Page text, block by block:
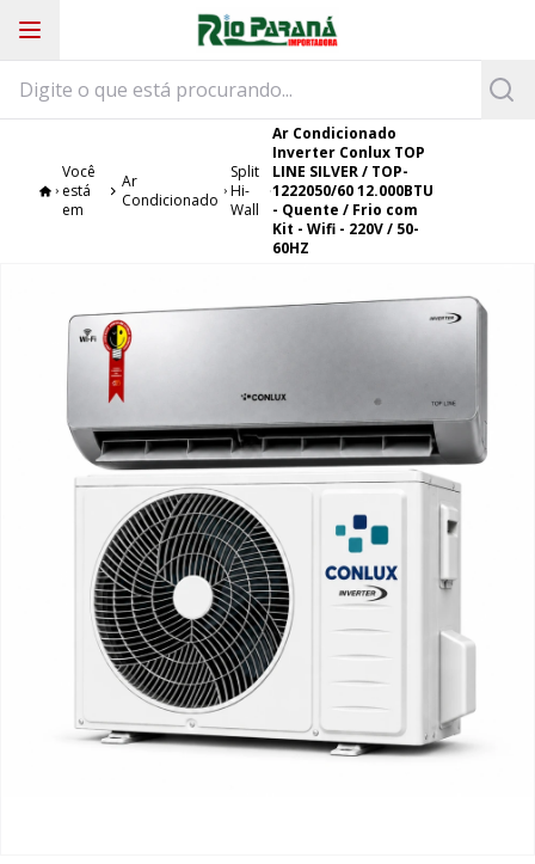
Você
está
em
Ar
Condicionado
Split
Hi-
Wall
Ar Condicionado
Inverter Conlux TOP
LINE SILVER / TOP-
1222050/60 12.000BTU
- Quente / Frio com
Kit - Wifi - 220V / 50-
60HZ